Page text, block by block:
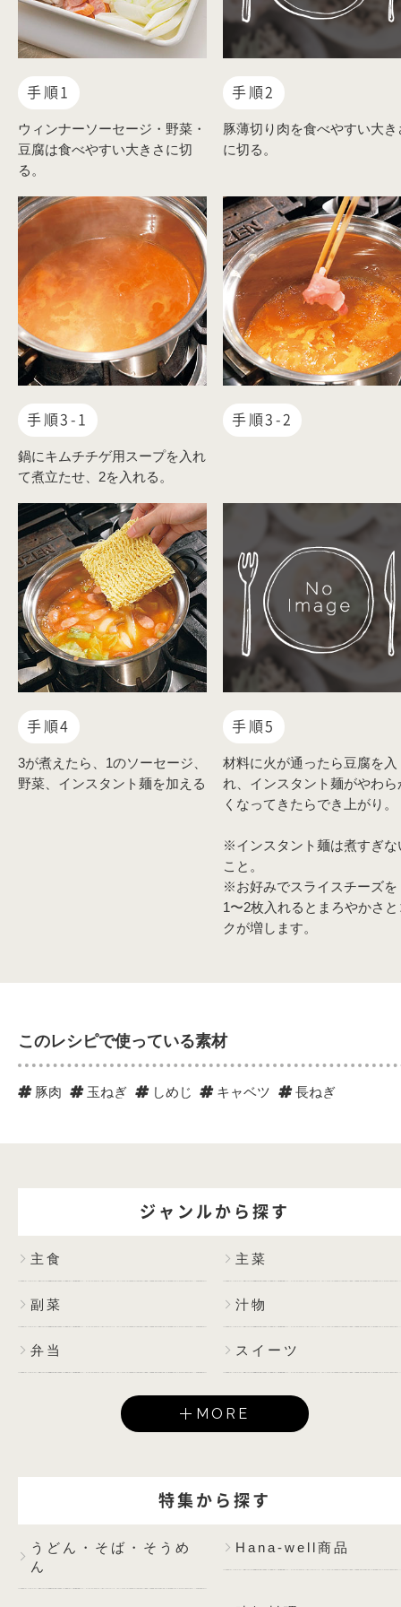
手順1
ウィンナーソーセージ・野菜・
豆腐は食べやすい大きさに切
る。
手順2
豚薄切り肉を食べやすい大き
に切る。
手順3-1
鍋にキムチチゲ用スープを入れ
て煮立たせ、2を入れる。
手順3-2
手順4
3が煮えたら、1のソーセージ、
野菜、インスタント麺を加える
手順5
材料に火が通ったら豆腐を入
れ、インスタント麺がやわら
くなってきたらでき上がり。
※インスタント麺は煮すぎな
こと。
※お好みでスライスチーズを
1〜2枚入れるとまろやかさと
クが増します。
このレシピで使っている素材
豚肉 玉ねぎ しめじ キャベツ 長ねぎ
ジャンルから探す
主食 主菜
副菜 汁物
弁当 スイーツ
MORE
特集から探す
うどん・そば・そうめ
ん
Hana-well商品